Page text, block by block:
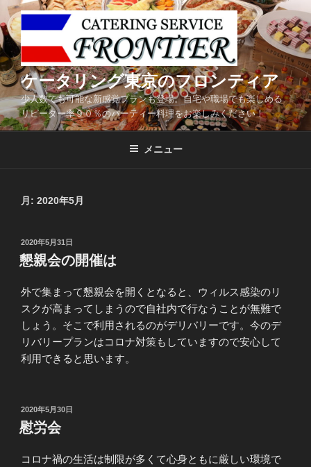
コ
ン
テ
ン
ツ
へ
キ
ケータリング東京のフロンティア
少人数でも可能な新感覚プランも登場。自宅や職場でも楽しめる
リピーター率９０％のパーティー料理をお楽しみください！
メニュー
月: 2020年5月
投
稿
日:
2020年5月31日
懇親会の開催は
外で集まって懇親会を開くとなると、ウィルス感染のリ
スクが高まってしまうので自社内で行なうことが無難で
しょう。そこで利用されるのがデリバリーです。今のデ
リバリープランはコロナ対策もしていますので安心して
利用できると思います。
投
稿
日:
2020年5月30日
慰労会
コロナ禍の生活は制限が多くて心身ともに厳しい環境で